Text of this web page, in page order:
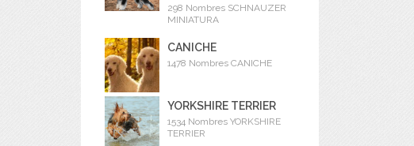
298 Nombres SCHNAUZER
MINIATURA
CANICHE
1478 Nombres CANICHE
YORKSHIRE TERRIER
1534 Nombres YORKSHIRE
TERRIER